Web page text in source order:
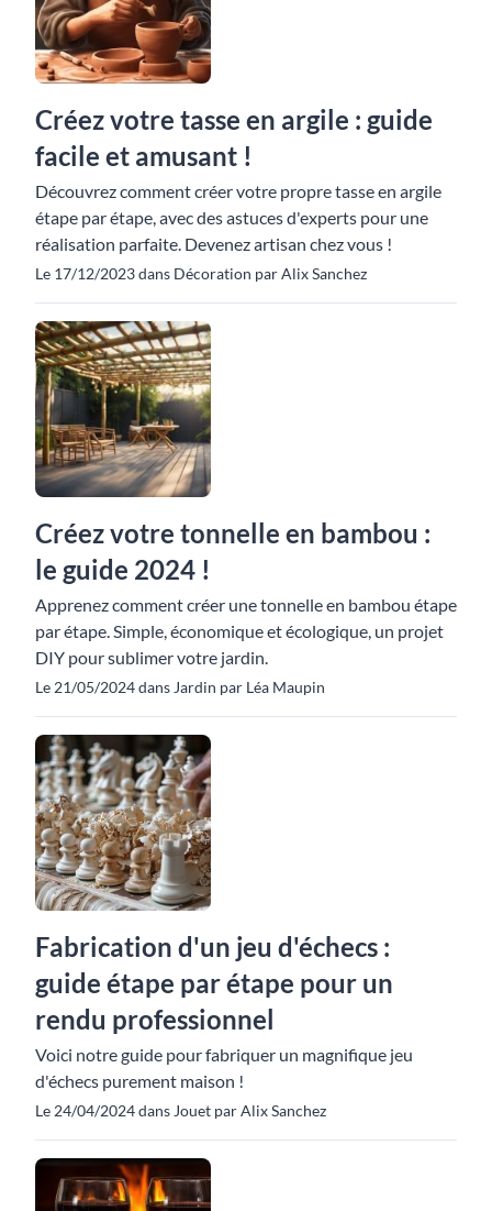
Créez votre tasse en argile : guide
facile et amusant !
Découvrez comment créer votre propre tasse en argile
étape par étape, avec des astuces d'experts pour une
réalisation parfaite. Devenez artisan chez vous !
Le 17/12/2023 dans Décoration par Alix Sanchez
Créez votre tonnelle en bambou :
le guide 2024 !
Apprenez comment créer une tonnelle en bambou étape
par étape. Simple, économique et écologique, un projet
DIY pour sublimer votre jardin.
Le 21/05/2024 dans Jardin par Léa Maupin
Fabrication d'un jeu d'échecs :
guide étape par étape pour un
rendu professionnel
Voici notre guide pour fabriquer un magnifique jeu
d'échecs purement maison !
Le 24/04/2024 dans Jouet par Alix Sanchez